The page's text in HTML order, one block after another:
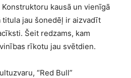
kausā un vienīgā
jau šonedēļ ir aizvadīt
Šeit redzams, kam
rīkotu jau svētdien.
“Red Bull”